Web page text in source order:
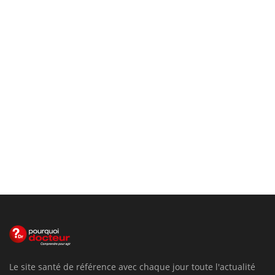
Le site santé de référence avec chaque jour toute l'actualité